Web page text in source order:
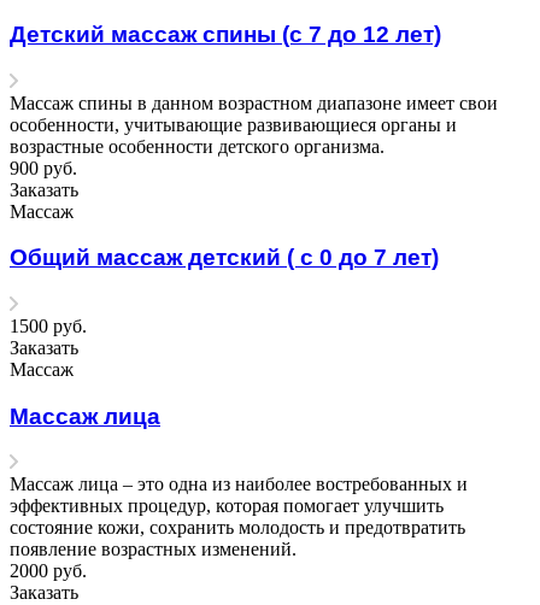
Детский массаж спины (с 7 до 12 лет)
Массаж спины в данном возрастном диапазоне имеет свои
особенности, учитывающие развивающиеся органы и
возрастные особенности детского организма.
900 руб.
Заказать
Массаж
Общий массаж детский ( с 0 до 7 лет)
1500 руб.
Заказать
Массаж
Массаж лица
Массаж лица – это одна из наиболее востребованных и
эффективных процедур, которая помогает улучшить
состояние кожи, сохранить молодость и предотвратить
появление возрастных изменений.
2000 руб.
Заказать